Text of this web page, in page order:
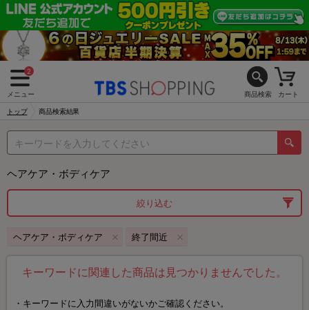
2
メニュー 商品検索 カート
トップ 商品検索結果
ヘアケア・ボディケア
絞り込む
ヘアケア・ボディケア 終了間近
キーワードに関連した商品は見つかりませんでした。
キーワードに入力間違いがないかご確認ください。